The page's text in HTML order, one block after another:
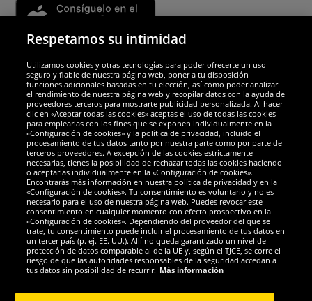
Socios y seguridad
Galardones
Redes sociales
Respetamos su intimidad
Utilizamos cookies y otras tecnologías para poder ofrecerte un uso
seguro y fiable de nuestra página web, poner a tu disposición
funciones adicionales basadas en tu elección, así como poder analizar
el rendimiento de nuestra página web y recopilar datos con la ayuda de
proveedores terceros para mostrarte publicidad personalizada. Al hacer
clic en «Aceptar todas las cookies» aceptas el uso de todas las cookies
para emplearlas con los fines que se exponen individualmente en la
«Configuración de cookies» y la política de privacidad, incluido el
procesamiento de tus datos tanto por nuestra parte como por parte de
terceros proveedores. A excepción de las cookies estrictamente
necesarias, tienes la posibilidad de rechazar todas las cookies haciendo
o aceptarlas individualmente en la «Configuración de cookies».
Encontrarás más información en nuestra política de privacidad y en la
«Configuración de cookies». Tu consentimiento es voluntario y no es
necesario para el uso de nuestra página web. Puedes revocar este
consentimiento en cualquier momento con efecto prospectivo en la
«Configuración de cookies». Dependiendo del proveedor del que se
trate, tu consentimiento puede incluir el procesamiento de tus datos en
un tercer país (p. ej. EE. UU.). Allí no queda garantizado un nivel de
protección de datos comparable al de la UE y, según el TJCE, se corre el
riesgo de que las autoridades responsables de la seguridad accedan a
tus datos sin posibilidad de recurrir. Más información